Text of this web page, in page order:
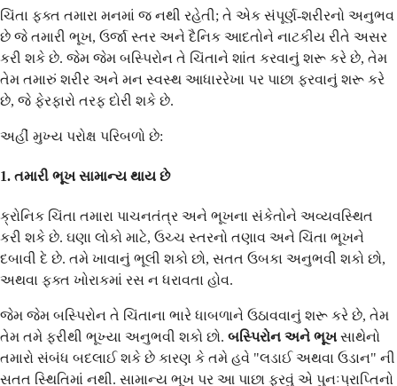
ચિંતા ફક્ત તમારા મનમાં જ નથી રહેતી; તે એક સંપૂર્ણ-શરીરનો અનુભવ
છે જે તમારી ભૂખ, ઉર્જા સ્તર અને દૈનિક આદતોને નાટકીય રીતે અસર
કરી શકે છે. જેમ જેમ બસ્પિરોન તે ચિંતાને શાંત કરવાનું શરૂ કરે છે, તેમ
તેમ તમારું શરીર અને મન સ્વસ્થ આધારરેખા પર પાછા ફરવાનું શરૂ કરે
છે, જે ફેરફારો તરફ દોરી શકે છે.
અહીં મુખ્ય પરોક્ષ પરિબળો છે:
1. તમારી ભૂખ સામાન્ય થાય છે
ક્રોનિક ચિંતા તમારા પાચનતંત્ર અને ભૂખના સંકેતોને અવ્યવસ્થિત
કરી શકે છે. ઘણા લોકો માટે, ઉચ્ચ સ્તરનો તણાવ અને ચિંતા ભૂખને
દબાવી દે છે. તમે ખાવાનું ભૂલી શકો છો, સતત ઉબકા અનુભવી શકો છો,
અથવા ફક્ત ખોરાકમાં રસ ન ધરાવતા હોવ.
જેમ જેમ બસ્પિરોન તે ચિંતાના ભારે ધાબળાને ઉઠાવવાનું શરૂ કરે છે, તેમ
તેમ તમે ફરીથી ભૂખ્યા અનુભવી શકો છો. બસ્પિરોન અને ભૂખસાથેનો
તમારો સંબંધ બદલાઈ શકે છે કારણ કે તમે હવે "લડાઈ અથવા ઉડાન" ની
સતત સ્થિતિમાં નથી. સામાન્ય ભૂખ પર આ પાછા ફરવું એ પુનઃપ્રાપ્તિનો